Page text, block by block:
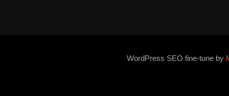
WordPress SEO fine-tune by